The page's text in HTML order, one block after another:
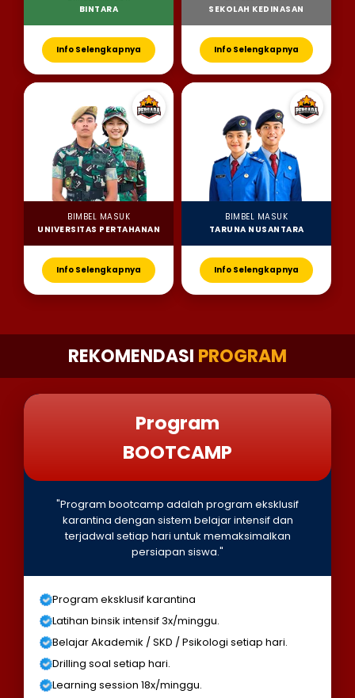
BINTARA
Info Selengkapnya
SEKOLAH KEDINASAN
Info Selengkapnya
BIMBEL MASUK
UNIVERSITAS PERTAHANAN
Info Selengkapnya
BIMBEL MASUK
TARUNA NUSANTARA
Info Selengkapnya
REKOMENDASI PROGRAM
Program
BOOTCAMP
"Program bootcamp adalah program eksklusif
karantina dengan sistem belajar intensif dan
terjadwal setiap hari untuk memaksimalkan
persiapan siswa."
Program eksklusif karantina
Latihan binsik intensif 3x/minggu.
Belajar Akademik / SKD / Psikologi setiap hari.
Drilling soal setiap hari.
Learning session 18x/minggu.